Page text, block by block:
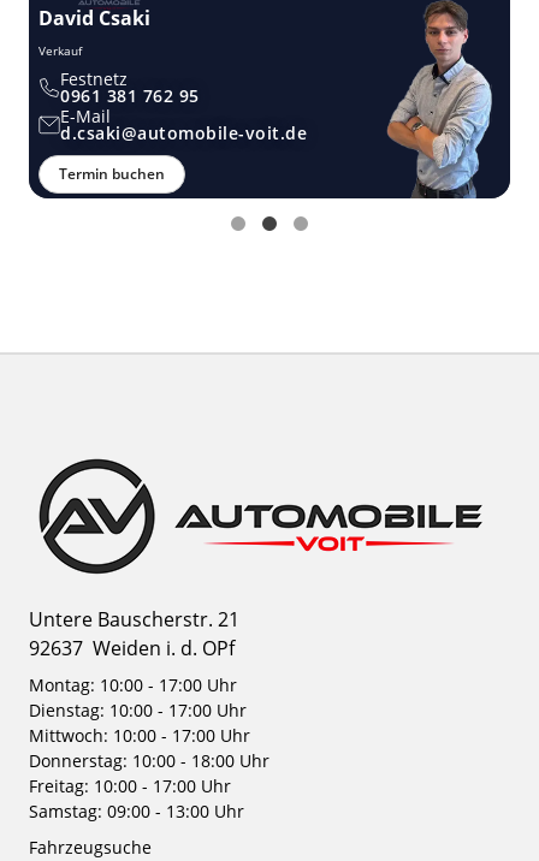
David Csaki
Verkauf
Festnetz
0961 381 762 95
E-Mail
d.csaki@automobile-voit.de
Termin buchen
Untere Bauscherstr. 21
92637 Weiden i. d. OPf
Montag: 10:00 - 17:00 Uhr
Dienstag: 10:00 - 17:00 Uhr
Mittwoch: 10:00 - 17:00 Uhr
Donnerstag: 10:00 - 18:00 Uhr
Freitag: 10:00 - 17:00 Uhr
Samstag: 09:00 - 13:00 Uhr
Fahrzeugsuche